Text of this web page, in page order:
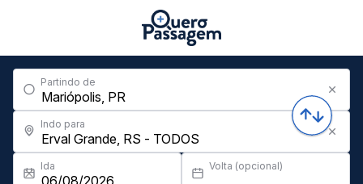
Partindo de
Indo para
Ida Volta (opcional)